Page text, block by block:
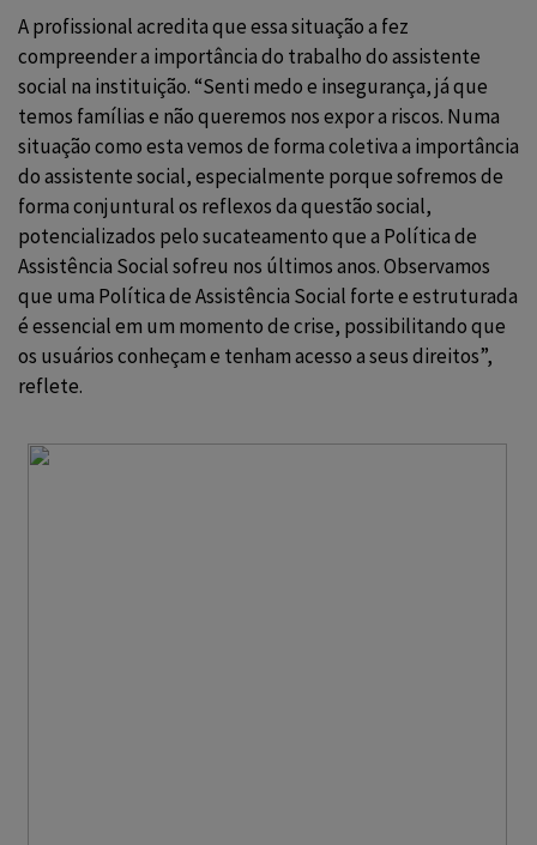
A profissional acredita que essa situação a fez
compreender a importância do trabalho do assistente
social na instituição. “Senti medo e insegurança, já que
temos famílias e não queremos nos expor a riscos. Numa
situação como esta vemos de forma coletiva a importância
do assistente social, especialmente porque sofremos de
forma conjuntural os reflexos da questão social,
potencializados pelo sucateamento que a Política de
Assistência Social sofreu nos últimos anos. Observamos
que uma Política de Assistência Social forte e estruturada
é essencial em um momento de crise, possibilitando que
os usuários conheçam e tenham acesso a seus direitos”,
reflete.